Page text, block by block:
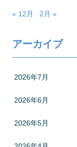
« 12月 2月 »
アーカイブ
2026年7月
2026年6月
2026年5月